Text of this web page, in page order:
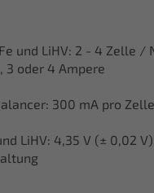
und LiHV: 2 - 4 Zelle /
3 oder 4 Ampere
300 mA pro Zelle
LiHV: 4,35 V (± 0,02 V)